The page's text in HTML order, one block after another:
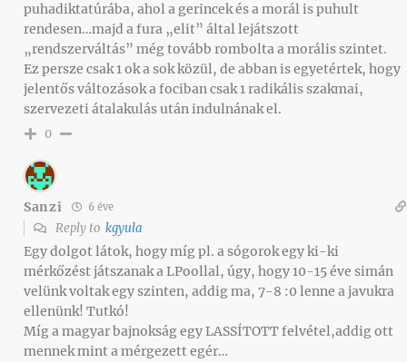
puhadiktatúrába, ahol a gerincek és a morál is puhult
rendesen…majd a fura „elit” által lejátszott
„rendszerváltás” még tovább rombolta a morális szintet.
Ez persze csak 1 ok a sok közül, de abban is egyetértek, hogy
jelentős változások a fociban csak 1 radikális szakmai,
szervezeti átalakulás után indulnának el.
0
Sanzi 6 éve
Reply to kgyula
Egy dolgot látok, hogy míg pl. a sógorok egy ki-ki
mérkőzést játszanak a LPoollal, úgy, hogy 10-15 éve simán
velünk voltak egy szinten, addig ma, 7-8 :0 lenne a javukra
ellenünk! Tutkó!
Míg a magyar bajnokság egy LASSÍTOTT felvétel,addig ott
mennek mint a mérgezett egér…